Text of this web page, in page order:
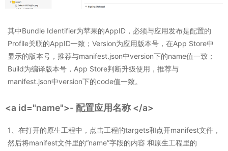
其中Bundle Identifier为苹果的AppID，必须与应用发布是配置的
Profile关联的AppID一致；Version为应用版本号，在App Store中
显示的版本号，推荐与manifest.json中version下的name值一致；
Build为编译版本号，App Store判断升级使用，推荐与
manifest.json中version下的code值一致。
<a id="name">- 配置应用名称 </a>
1、在打开的原生工程中，点击工程的targets和点开manifest文件，
然后将manifest文件里的“name”字段的内容 和原生工程里的